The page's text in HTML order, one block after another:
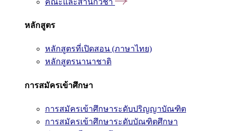
คณะและสำนักวิชา
หลักสูตร
หลักสูตรที่เปิดสอน (ภาษาไทย)
หลักสูตรนานาชาติ
การสมัครเข้าศึกษา
การสมัครเข้าศึกษาระดับปริญญาบัณฑิต
การสมัครเข้าศึกษาระดับบัณฑิตศึกษา